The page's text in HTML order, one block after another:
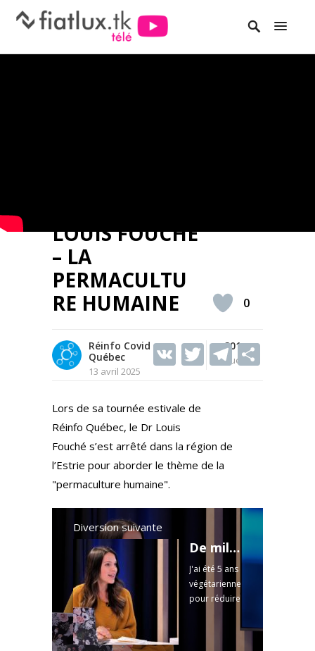
LOUIS FOUCHÉ
– LA
PERMACULTU
RE HUMAINE
Réinfo Covid
Québec
13 avril 2025
301
Vues
V T T
0
Lors de sa tournée estivale de
Réinfo Québec, le Dr Louis
Fouché s’est arrêté dans la région de
l’Estrie pour aborder le thème de la
"permaculture humaine".
Diversion suivante
De militantisme pour le climat à la dénonciation de l'Arnaque climatique - Mon parcours
J'ai été 5 ans
végétarienne
pour réduire